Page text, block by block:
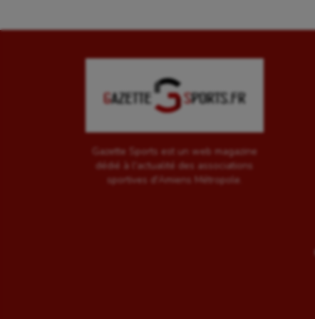
Gazette Sports est un web magazine
dédié à l'actualité des associations
sportives d'Amiens Métropole.